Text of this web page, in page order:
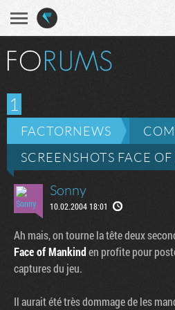
1
FACTORNEWS
SCREENSHOTS FACE
Sonny
10.02.2004 18:01
Ah mais, on tourne la tête deux
Face of Mankinden profite pour
captures du jeu.
Il aurait été très dommage de les